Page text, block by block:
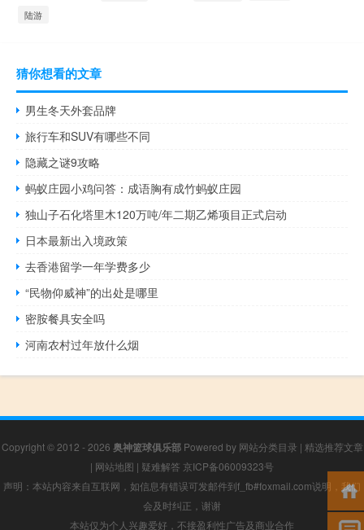
陆游
猜你想看的文章
男生冬天外套品牌
旅行车和SUV有哪些不同
隐藏之谜9攻略
蚂蚁庄园小鸡问答：成语胸有成竹蚂蚁庄园
独山子石化塔里木120万吨/年二期乙烯项目正式启动
日本最新出入境政策
去香港留学一年学费多少
“民物仰威神”的出处是哪里
密胺餐具安全吗
河南农村过年放什么烟
Copyright © 2012 - 2026 奥神篮球俱乐部Powered by 网站分类目录 | 精选推荐文章
| 网站地图 | 疑难解答 京ICP备06009323号
声明：本站内容来自互联网，如信息有错误可发邮件到f_fb#foxmail.com说明，我们
会及时纠正，谢谢
本站仅为个人兴趣爱好，不接盈利性广告及商业合作